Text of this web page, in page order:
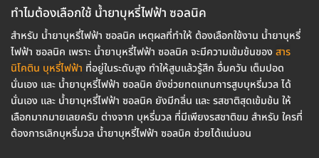
ทำไมต้องเลือกใช้ น้ำยาบุหรี่ไฟฟ้า ซอลนิค
สำหรับ น้ำยาบุหรี่ไฟฟ้า ซอลนิค เหตุผลที่ทำให้ ต้องเลือกใช้งาน น้ำยาบุหรี่
ไฟฟ้า ซอลนิค เพราะ น้ำยาบุหรี่ไฟฟ้า ซอลนิค จะมีความเข้มข้นของ สาร
นิโคติน บุหรี่ไฟฟ้า ที่อยู่ในระดับสูง ทำให้สูบแล้วรู้สึก อื่มควัน เต็มปอด
นั่นเอง และ น้ำยาบุหรี่ไฟฟ้า ซอลนิค ยังช่วยทดแทนการสูบบุหรี่มวล ได้
นั่นเอง และ น้ำยาบุหรี่ไฟฟ้า ซอลนิค ยังมีกลิ่น และ รสชาติสุดเข้มข้น ให้
เลือกมากมายเลยครับ ต่างจาก บุหรี่มวล ที่มีเพียงรสชาติขม สำหรับ ใครที่
ต้องการเลิกบุหรี่มวล น้ำยาบุหรี่ไฟฟ้า ซอลนิค ช่วยได้แน่นอน